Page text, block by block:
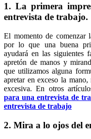
1. La primera
entrevista de trabajo.
El momento de comenzar
por lo que una buena
ayudará en las siguientes
apretón de manos y
que utilizamos alguna
apretar en exceso la
excesiva. En otros
para una entrevista de
entrevista de trabajo
2. Mira a lo ojos del